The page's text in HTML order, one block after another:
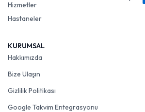
Hizmetler
Hastaneler
KURUMSAL
Hakkımızda
Bize Ulaşın
Gizlilik Politikası
Google Takvim Entegrasyonu